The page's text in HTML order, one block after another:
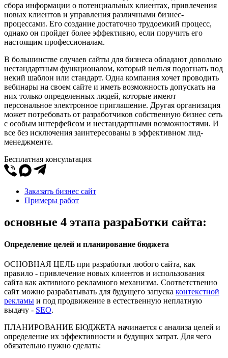
сбора информации о потенциальных клиентах, привлечения
новых клиентов и управления различными бизнес-
процессами. Его создание достаточно трудоемкий процесс,
однако он пройдет более эффективно, если поручить его
настоящим профессионалам.
В большинстве случаев сайты для бизнеса обладают довольно
нестандартным функционалом, который нельзя подогнать под
некий шаблон или стандарт. Одна компания хочет проводить
вебинары на своем сайте и иметь возможность допускать на
них только определенных людей, которые имеют
персональное электронное приглашение. Другая организация
может потребовать от разработчиков собственную бизнес сеть
с особым интерфейсом и нестандартными возможностями. И
все без исключения заинтересованы в эффективном лид-
менеджменте.
Бесплатная консультация
Заказать бизнес сайт
Примеры работ
основные 4 этапа разраБотки сайта:
Определение целей и планирование бюджета
ОСНОВНАЯ ЦЕЛЬ при разработки любого сайта, как
правило - привлечение новых клиентов и использования
сайта как активного рекламного механизма. Соответственно
сайт можно разрабатывать для будущего запуска контекстной
рекламы и под продвижение в естественную неплатную
выдачу - SEO.
ПЛАНИРОВАНИЕ БЮДЖЕТА начинается с анализа целей и
определение их эффективности и будущих затрат. Для чего
обязательно нужно сделать: